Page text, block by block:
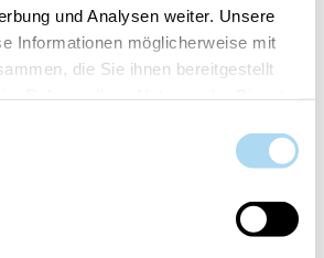
und Analysen weiter. Unsere
Informationen möglicherweise mit
die Sie ihnen bereitgestellt
DIE DIESEN ARTIKEL
HABEN AUCH